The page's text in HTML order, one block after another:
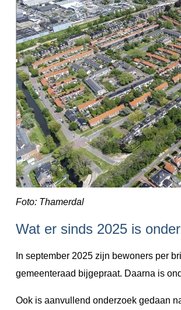
Foto: Thamerdal
Wat er sinds 2025 is
In september 2025 zijn bewoners per
gemeenteraad bijgepraat. Daarna is
Ook is aanvullend onderzoek gedaan